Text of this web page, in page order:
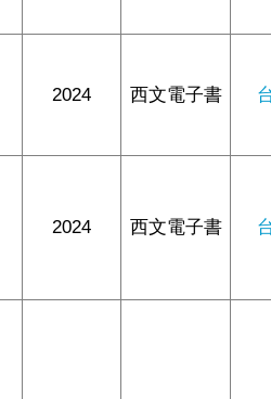
2024 西文電子書
2024 西文電子書